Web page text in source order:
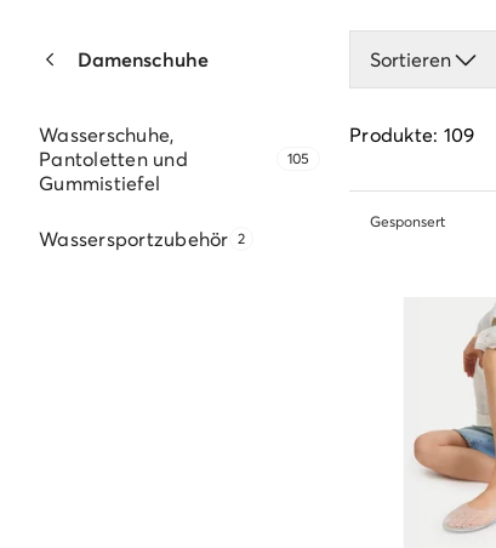
Damenschuhe
Wasserschuhe,
Pantoletten und
Gummistiefel
105
Wassersportzubehör 2
Sortieren
Produkte: 109
Gesponsert